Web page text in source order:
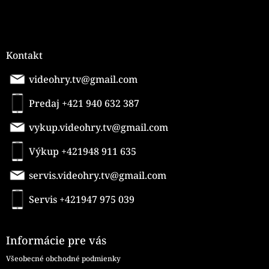
Kontakt
videohry.tv@gmail.com
Predaj +421 940 632 387
vykup.videohry.tv@gmail.com
Výkup +421948 911 635
servis.videohry.tv@gmail.com
Servis +421947 975 039
Informácie pre vás
Všeobecné obchodné podmienky